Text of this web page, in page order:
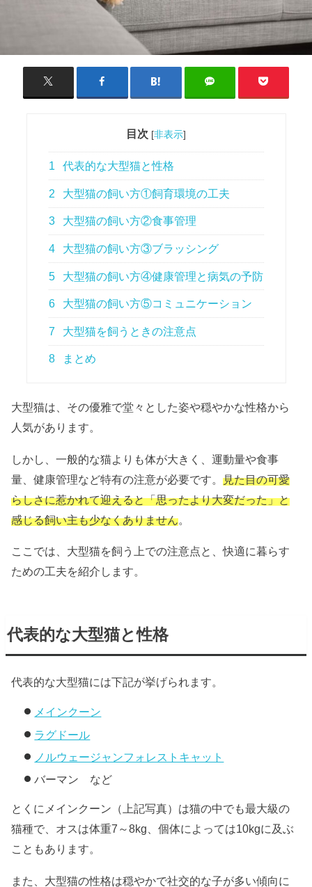
目次 [非表示]
1 代表的な大型猫と性格
2 大型猫の飼い方①飼育環境の工夫
3 大型猫の飼い方②食事管理
4 大型猫の飼い方③ブラッシング
5 大型猫の飼い方④健康管理と病気の予防
6 大型猫の飼い方⑤コミュニケーション
7 大型猫を飼うときの注意点
8 まとめ
大型猫は、その優雅で堂々とした姿や穏やかな性格から
人気があります。
しかし、一般的な猫よりも体が大きく、運動量や食事
量、健康管理など特有の注意が必要です。見た目の可愛
らしさに惹かれて迎えると「思ったより大変だった」と
感じる飼い主も少なくありません。
ここでは、大型猫を飼う上での注意点と、快適に暮らす
ための工夫を紹介します。
代表的な大型猫と性格
代表的な大型猫には下記が挙げられます。
メインクーン
ラグドール
ノルウェージャンフォレストキャット
バーマン など
とくにメインクーン（上記写真）は猫の中でも最大級の
猫種で、オスは体重7～8kg、個体によっては10kgに及ぶ
こともあります。
また、大型猫の性格は穏やかで社交的な子が多い傾向に